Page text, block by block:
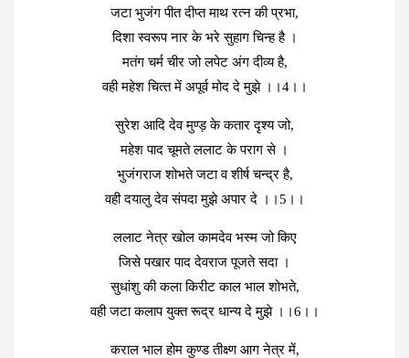
जटा भुजंग पीत दीप्त माथ रत्‍न की प्रभा,
दिशा स्वरूप नार के भरे सुहाग चिन्‍ह है ।
मतंग चर्म चीर जो लपेट अंग दीव्‍य है,
वही महेश चित्‍त में अपूर्व मोद दे मुझे ।।4।।
सुरेश आदि देव मुण्‍ड़ के कतार दृश्‍य जो,
महेश पाद चूमते ललाट के पराग से ।
भुजंगराज शोभते जटा व शीर्ष चन्‍द्र है,
वही दयालु देव संपदा मुझे अपार दे ।।5।।
ललाट नेत्र खोल कामदेव भस्‍म जो किए
जिसे पखार पाद देवराज पूजते सदा ।
सुधांशु की कला किरीट काल भाल शोभते,
वही जटा कलाप युक्‍त रूद्र धान्‍य दे मुझे ।।6।।
कराल भाल होम कुण्‍ड तीक्ष्‍ण आग नेत्र में,